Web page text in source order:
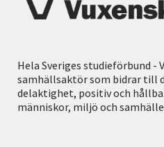
Hela Sveriges studieförbund -
samhällsaktör som bidrar till
delaktighet, positiv och
människor, miljö och